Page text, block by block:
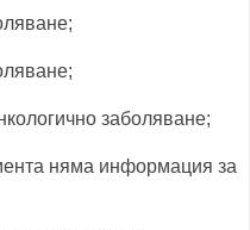
заболяване;
няма информация за